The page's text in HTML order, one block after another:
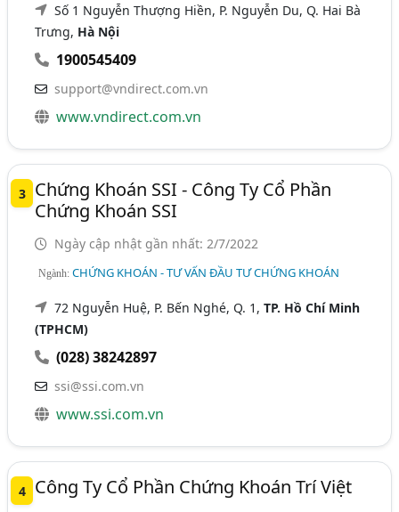
Số 1 Nguyễn Thượng Hiền, P. Nguyễn Du, Q. Hai Bà
Trưng, Hà Nội
1900545409
support@vndirect.com.vn
www.vndirect.com.vn
3
Chứng Khoán SSI - Công Ty Cổ Phần
Chứng Khoán SSI
Ngày cập nhật gần nhất: 2/7/2022
Ngành:CHỨNG KHOÁN - TƯ VẤN ĐẦU TƯ CHỨNG KHOÁN
72 Nguyễn Huệ, P. Bến Nghé, Q. 1,TP. Hồ Chí Minh
(TPHCM)
(028) 38242897
ssi@ssi.com.vn
www.ssi.com.vn
4 Công Ty Cổ Phần Chứng Khoán Trí Việt